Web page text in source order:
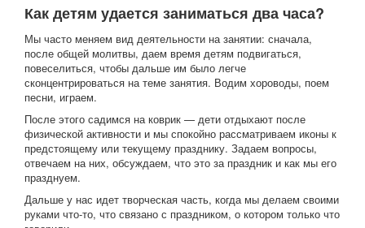
Как детям удается заниматься два часа?
Мы часто меняем вид деятельности на занятии: сначала,
после общей молитвы, даем время детям подвигаться,
повеселиться, чтобы дальше им было легче
сконцентрироваться на теме занятия. Водим хороводы, поем
песни, играем.
После этого садимся на коврик — дети отдыхают после
физической активности и мы спокойно рассматриваем иконы к
предстоящему или текущему празднику. Задаем вопросы,
отвечаем на них, обсуждаем, что это за праздник и как мы его
празднуем.
Дальше у нас идет творческая часть, когда мы делаем своими
руками что-то, что связано с праздником, о котором только что